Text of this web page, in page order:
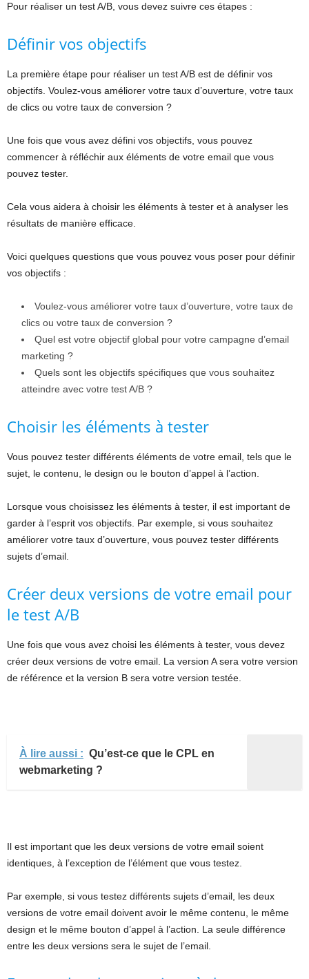
Pour réaliser un test A/B, vous devez suivre ces étapes :
Définir vos objectifs
La première étape pour réaliser un test A/B est de définir vos
objectifs. Voulez-vous améliorer votre taux d’ouverture, votre taux
de clics ou votre taux de conversion ?
Une fois que vous avez défini vos objectifs, vous pouvez
commencer à réfléchir aux éléments de votre email que vous
pouvez tester.
Cela vous aidera à choisir les éléments à tester et à analyser les
résultats de manière efficace.
Voici quelques questions que vous pouvez vous poser pour définir
vos objectifs :
Voulez-vous améliorer votre taux d’ouverture, votre taux de
clics ou votre taux de conversion ?
Quel est votre objectif global pour votre campagne d’email
marketing ?
Quels sont les objectifs spécifiques que vous souhaitez
atteindre avec votre test A/B ?
Choisir les éléments à tester
Vous pouvez tester différents éléments de votre email, tels que le
sujet, le contenu, le design ou le bouton d’appel à l’action.
Lorsque vous choisissez les éléments à tester, il est important de
garder à l’esprit vos objectifs. Par exemple, si vous souhaitez
améliorer votre taux d’ouverture, vous pouvez tester différents
sujets d’email.
Créer deux versions de votre email pour
le test A/B
Une fois que vous avez choisi les éléments à tester, vous devez
créer deux versions de votre email. La version A sera votre version
de référence et la version B sera votre version testée.
À lire aussi : Qu’est-ce que le CPL en
webmarketing ?
Il est important que les deux versions de votre email soient
identiques, à l’exception de l’élément que vous testez.
Par exemple, si vous testez différents sujets d’email, les deux
versions de votre email doivent avoir le même contenu, le même
design et le même bouton d’appel à l’action. La seule différence
entre les deux versions sera le sujet de l’email.